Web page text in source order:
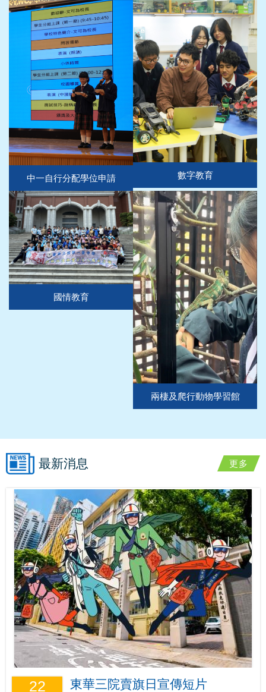
中一自行分配學位申請 數字教育
國情教育
兩棲及爬行動物學習館
更多
最新消息
22 東華三院賣旗日宣傳短片